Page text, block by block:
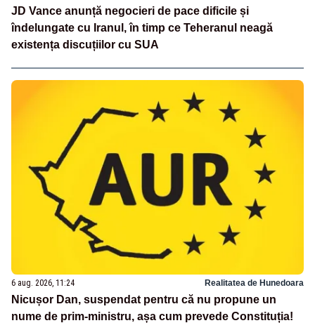
JD Vance anunță negocieri de pace dificile și
îndelungate cu Iranul, în timp ce Teheranul neagă
existența discuțiilor cu SUA
6 aug. 2026, 11:24 Realitatea de Hunedoara
Nicușor Dan, suspendat pentru că nu propune un
nume de prim-ministru, așa cum prevede Constituția!